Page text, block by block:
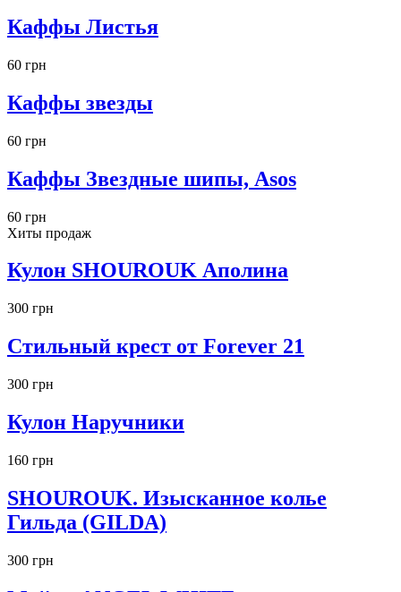
Каффы Листья
60 грн
Каффы звезды
60 грн
Каффы Звездные шипы, Asos
60 грн
Хиты продаж
Кулон SHOUROUK Аполина
300 грн
Стильный крест от Forever 21
300 грн
Кулон Наручники
160 грн
SHOUROUK. Изысканное колье
Гильда (GILDA)
300 грн